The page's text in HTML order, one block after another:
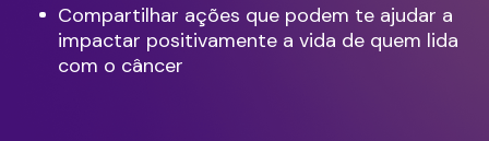
Compartilhar ações que podem te ajudar a
impactar positivamente a vida de quem lida
com o câncer